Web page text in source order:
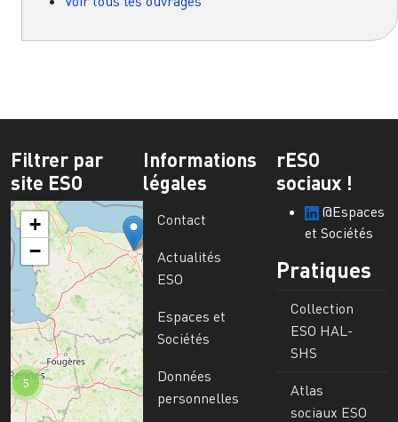
Filtrer par
site ESO
5
+
−
Informations
légales
Contact
Actualités
ESO
Espaces et
Sociétés
Données
personnelles
rESO
sociaux !
@Espaces
et Sociétés
Pratiques
Collection
ESO HAL-
SHS
Atlas
sociaux ESO